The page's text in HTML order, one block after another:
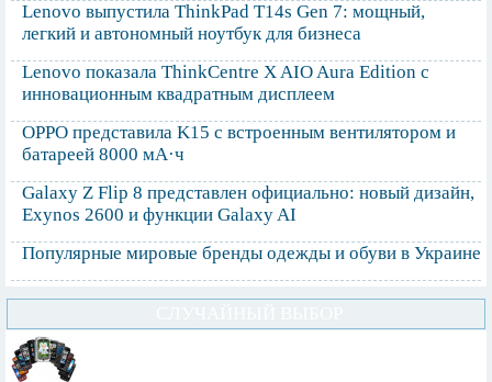
Lenovo выпустила ThinkPad T14s Gen 7: мощный,
легкий и автономный ноутбук для бизнеса
Lenovo показала ThinkCentre X AIO Aura Edition с
инновационным квадратным дисплеем
OPPO представила K15 с встроенным вентилятором и
батареей 8000 мА·ч
Galaxy Z Flip 8 представлен официально: новый дизайн,
Exynos 2600 и функции Galaxy AI
Популярные мировые бренды одежды и обуви в Украине